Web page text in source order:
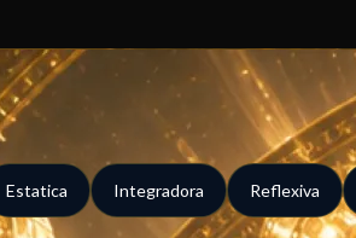
Estatica Integradora Reflexiva